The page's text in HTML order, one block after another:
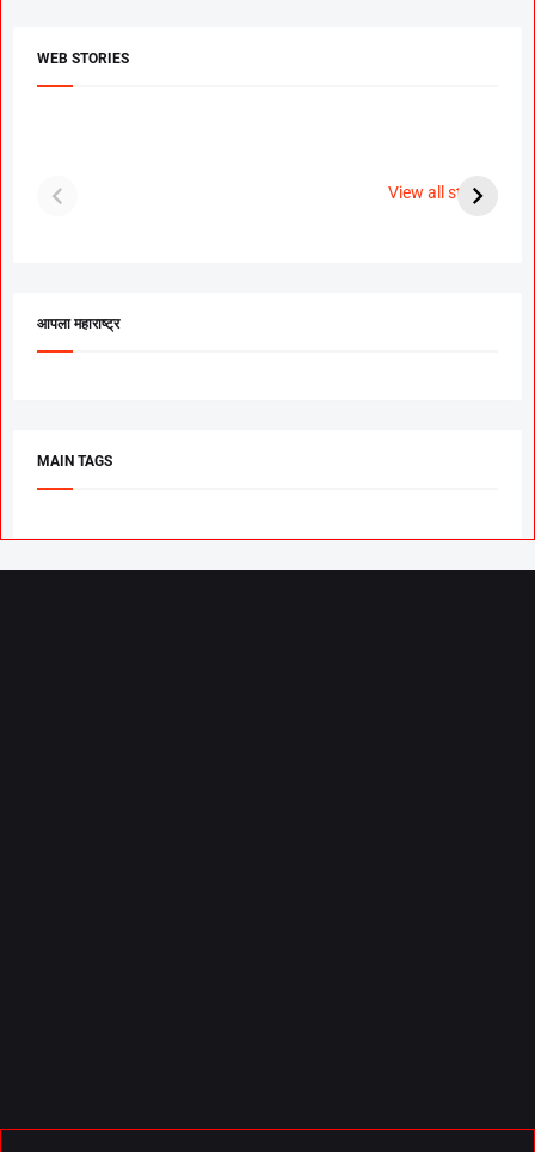
WEB STORIES
View all stories
पूजा सावंत ने गुपचूप
आपला महाराष्ट्र
MAIN TAGS